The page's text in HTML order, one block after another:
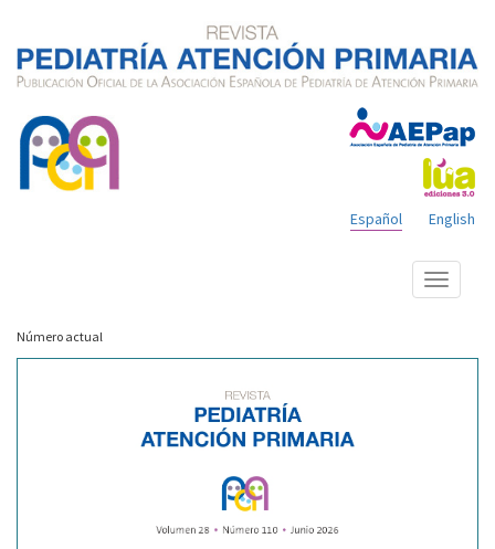
English
Español
Mostrar
menú
Número actual